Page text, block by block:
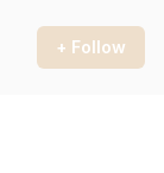
+ Follow